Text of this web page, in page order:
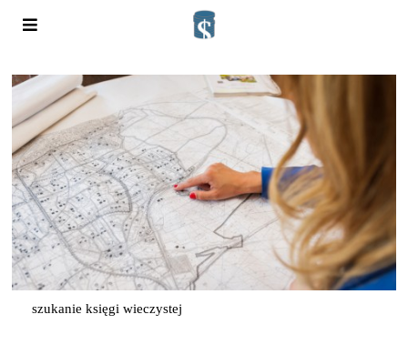
szukanie księgi wieczystej